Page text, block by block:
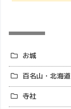
お城
百名山・北海道
寺社